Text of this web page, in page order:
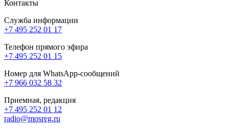
Контакты
Служба информации
+7 495 252 01 17
Телефон прямого эфира
+7 495 252 01 15
Номер для WhatsApp-сообщений
+7 966 032 58 32
Приемная, редакция
+7 495 252 01 12
radio@mosreg.ru